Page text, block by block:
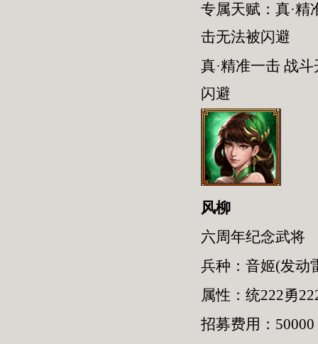
专属天赋：真·精
击无法被闪避
真·精准一击 战
闪避
风柳
六周年纪念武将
兵种：音姬(发动
属性：统222勇
招募费用：50000